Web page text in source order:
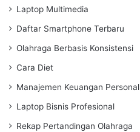
Laptop Multimedia
Daftar Smartphone Terbaru
Olahraga Berbasis Konsistensi
Cara Diet
Manajemen Keuangan Personal
Laptop Bisnis Profesional
Rekap Pertandingan Olahraga